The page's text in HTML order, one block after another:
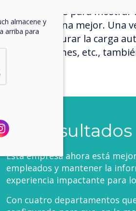
diseños para
funciona mejor. Una
configurar la carga
imágenes, etc.,
Los resultados
Esta empresa ahora está
empleados y mantener la
experiencia impactante para
Con cuatro departamentos
almacene y
arriba para